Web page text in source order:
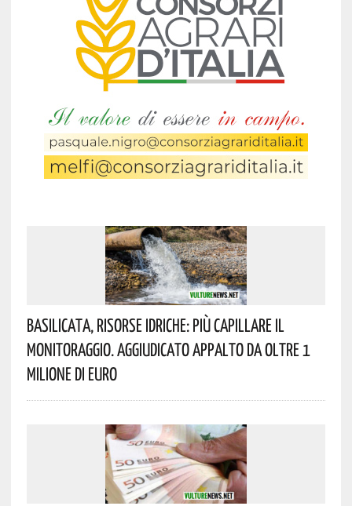
Basilicata, Risorse Idriche: Più Capillare Il
Monitoraggio. Aggiudicato Appalto Da Oltre 1
Milione Di Euro